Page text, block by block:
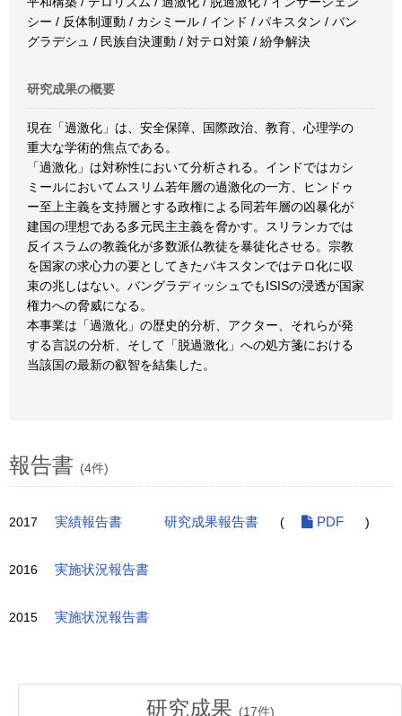
シー / 反体制運動 / カシミール / インド / パキスタン / バン
グラデシュ / 民族自決運動 / 対テロ対策 / 紛争解決
研究成果の概要
現在「過激化」は、安全保障、国際政治、教育、心理学の
重大な学術的焦点である。
「過激化」は対称性において分析される。インドではカシ
ミールにおいてムスリム若年層の過激化の一方、ヒンドゥ
ー至上主義を支持層とする政権による同若年層の凶暴化が
建国の理想である多元民主主義を脅かす。スリランカでは
反イスラムの教義化が多数派仏教徒を暴徒化させる。宗教
を国家の求心力の要としてきたパキスタンではテロ化に収
束の兆しはない。バングラディッシュでもISISの浸透が国家
権力への脅威になる。
本事業は「過激化」の歴史的分析、アクター、それらが発
する言説の分析、そして「脱過激化」への処方箋における
当該国の最新の叡智を結集した。
報告書 (4件)
2017 実績報告書 研究成果報告書 ( PDF )
2016 実施状況報告書
2015 実施状況報告書
研究成果 (17件)